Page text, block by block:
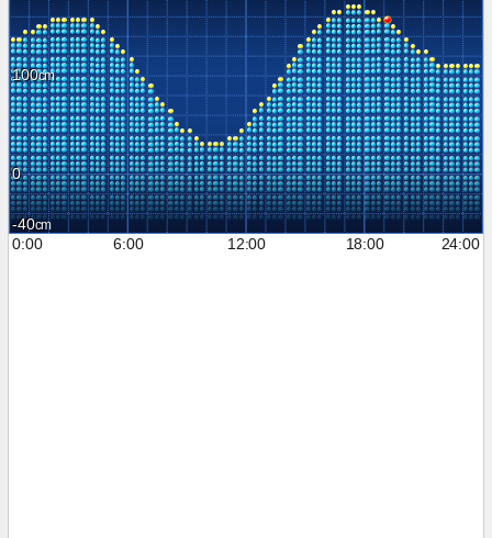
100
0
-40
0:00
6:00 12:00 18:00 24:00